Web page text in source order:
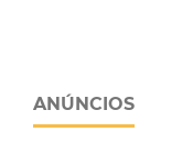
ANÚNCIOS